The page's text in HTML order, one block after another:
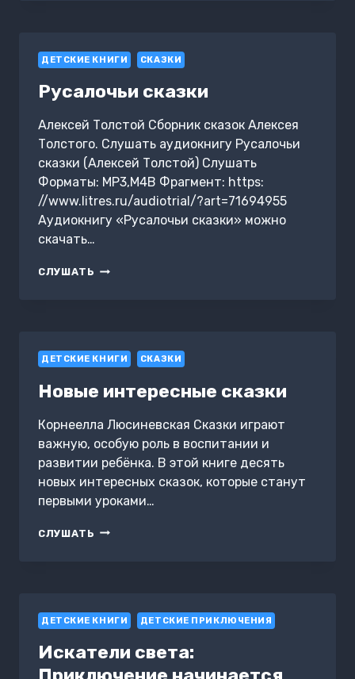
ДЕТСКИЕ КНИГИ СКАЗКИ
Русалочьи сказки
Алексей Толстой Сборник сказок Алексея
Толстого. Слушать аудиокнигу Русалочьи
сказки (Алексей Толстой) Слушать
Форматы: MP3,M4B Фрагмент: https:
//www.litres.ru/audiotrial/?art=71694955
Аудиокнигу «Русалочьи сказки» можно
скачать…
СЛУШАТЬ РУСАЛОЧЬИ
ДЕТСКИЕ КНИГИ СКАЗКИ
Новые интересные сказки
Корнеелла Люсиневская Сказки играют
важную, особую роль в воспитании и
развитии ребёнка. В этой книге десять
новых интересных сказок, которые станут
первыми уроками…
СЛУШАТЬ НОВЫЕ
ДЕТСКИЕ КНИГИ ДЕТСКИЕ ПРИКЛЮЧЕНИЯ
Искатели света: